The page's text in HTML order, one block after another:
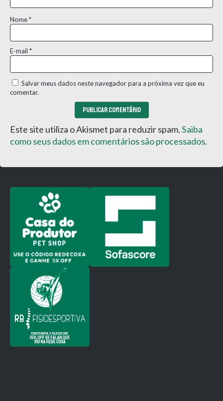
Nome*
E-mail *
Salvar meus dados neste navegador para a próxima vez que eu
comentar.
Este site utiliza o Akismet para reduzir spam.Saiba
como seus dados em comentários são processados.